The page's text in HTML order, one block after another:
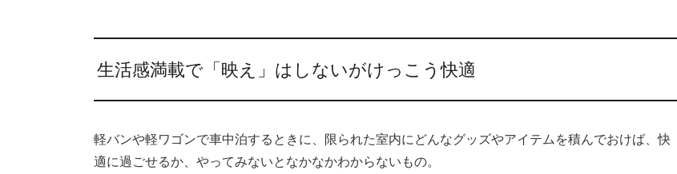
生活感満載で「映え」はしないがけっこう快適
軽バンや軽ワゴンで車中泊するときに、限られた室内にどんなグッズやアイテムを積んでおけば、快
適に過ごせるか、やってみないとなかなかわからないもの。